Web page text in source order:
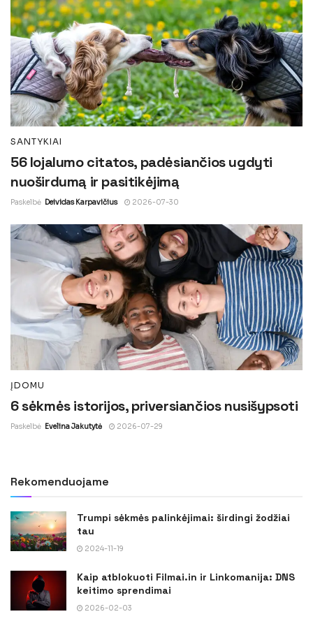
SANTYKIAI
56 lojalumo citatos, padėsiančios ugdyti
nuoširdumą ir pasitikėjimą
Paskelbė Deividas Karpavičius 2026-07-30
ĮDOMU
6 sėkmės istorijos, priversiančios nusišypsoti
Paskelbė Evelina Jakutytė 2026-07-29
Rekomenduojame
Trumpi sėkmės palinkėjimai: širdingi žodžiai
tau
2024-11-19
Kaip atblokuoti Filmai.in ir Linkomanija: DNS
keitimo sprendimai
2026-02-03